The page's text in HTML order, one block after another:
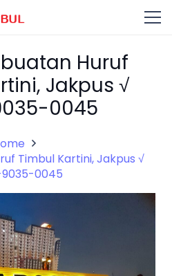
Huruf
Jakpus √
0045
Timbul Kartini, Jakpus √
9035-0045